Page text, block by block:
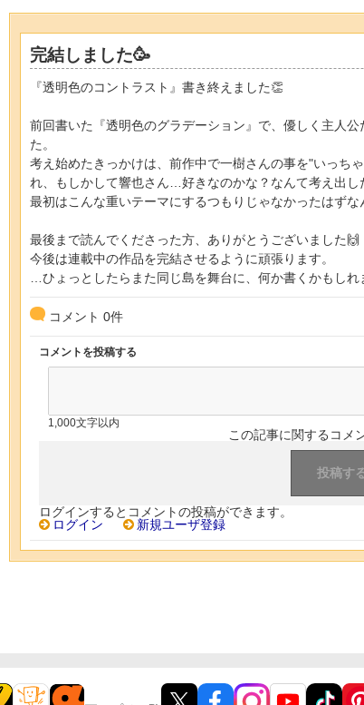
完結しました🥳
『透明色のコントラスト』書き終えました👏
前回書いた『透明色のグラデーション』で、優しく主人
た。
考え始めたきっかけは、前作中で一樹さんの事を"いっち
れ、もしかして響也さん…好きなのかな？なんて考え出し
最初はこんな重いテーマにするつもりじゃなかったはずな
最後まで読んでくださった方、ありがとうございました🙌
今後は連載中の作品を完結させるように頑張ります。
…ひょっとしたらまた同じ島を舞台に、何か書くかもしれ
コメント 0件
コメントを投稿する
1,000文字以内
この記事に関するコメ
ログインするとコメントの投稿ができます。
ログイン
新規ユーザ登録